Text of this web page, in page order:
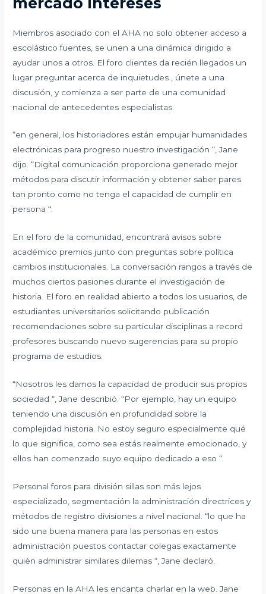
Miembros asociado con el AHA no solo obtener acceso a
escolástico fuentes, se unen a una dinámica dirigido a
ayudar unos a otros. El foro clientes da recién llegados un
lugar preguntar acerca de inquietudes , únete a una
discusión, y comienza a ser parte de una comunidad
nacional de antecedentes especialistas.
“en general, los historiadores están empujar humanidades
electrónicas para progreso nuestro investigación “, Jane
dijo. “Digital comunicación proporciona generado mejor
métodos para discutir información y obtener saber pares
tan pronto como no tenga el capacidad de cumplir en
persona “.
En el foro de la comunidad, encontrará avisos sobre
académico premios junto con preguntas sobre política
cambios institucionales. La conversación rangos a través de
muchos ciertos pasiones durante el investigación de
historia. El foro en realidad abierto a todos los usuarios, de
estudiantes universitarios solicitando publicación
recomendaciones sobre su particular disciplinas a record
profesores buscando nuevo sugerencias para su propio
programa de estudios.
“Nosotros les damos la capacidad de producir sus propios
sociedad “, Jane describió. “Por ejemplo, hay un equipo
teniendo una discusión en profundidad sobre la
complejidad historia. No estoy seguro especialmente qué
lo que significa, como sea estás realmente emocionado, y
ellos han comenzado suyo equipo dedicado a eso “.
Personal foros para división sillas son más lejos
especializado, segmentación la administración directrices y
métodos de registro divisiones a nivel nacional. “lo que ha
sido una buena manera para las personas en estos
administración puestos contactar colegas exactamente
quién administrar similares dilemas “, Jane declaró.
Personas en la AHA les encanta charlar en la web. Jane